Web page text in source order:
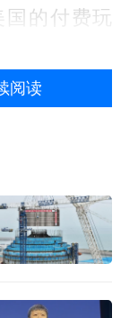
国的付费玩
度这样的
举报
阅读